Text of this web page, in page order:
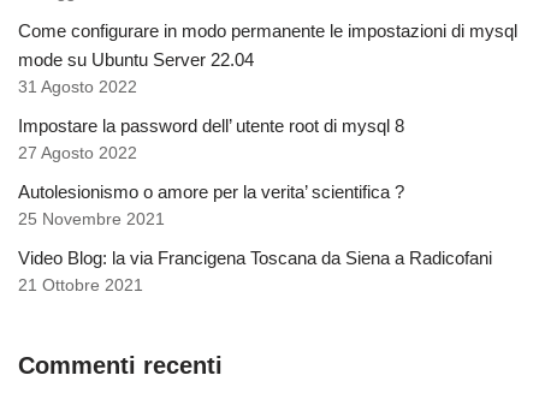
Come configurare in modo permanente le impostazioni di mysql
mode su Ubuntu Server 22.04
31 Agosto 2022
Impostare la password dell’ utente root di mysql 8
27 Agosto 2022
Autolesionismo o amore per la verita’ scientifica ?
25 Novembre 2021
Video Blog: la via Francigena Toscana da Siena a Radicofani
21 Ottobre 2021
Commenti recenti